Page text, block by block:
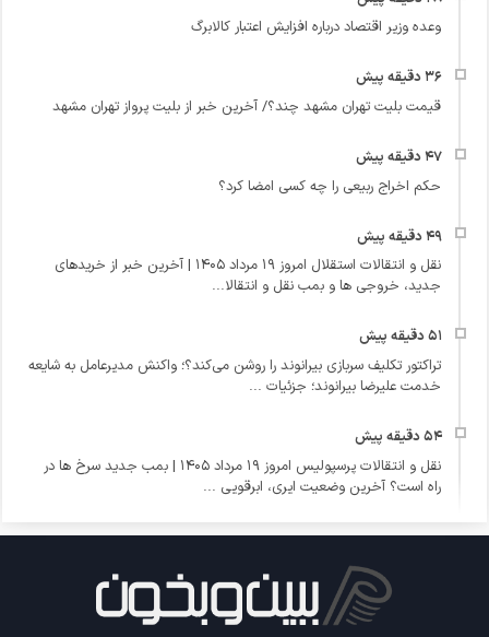
وعده وزیر اقتصاد درباره افزایش اعتبار کالابرگ
قیمت بلیت تهران مشهد چند؟/ آخرین خبر از بلیت پرواز تهران مشهد
حکم اخراج ربیعی را چه کسی امضا کرد؟
نقل و انتقالات استقلال امروز ۱۹ مرداد ۱۴۰۵ | آخرین خبر از خریدهای
جدید، خروجی ها و بمب نقل و انتقالا...
تراکتور تکلیف سربازی بیرانوند را روشن می‌کند؟؛ واکنش مدیرعامل به شایعه
خدمت علیرضا بیرانوند؛ جزئیات ...
نقل و انتقالات پرسپولیس امروز ۱۹ مرداد ۱۴۰۵ | بمب جدید سرخ ها در
راه است؟ آخرین وضعیت ایری، ابرقویی ...